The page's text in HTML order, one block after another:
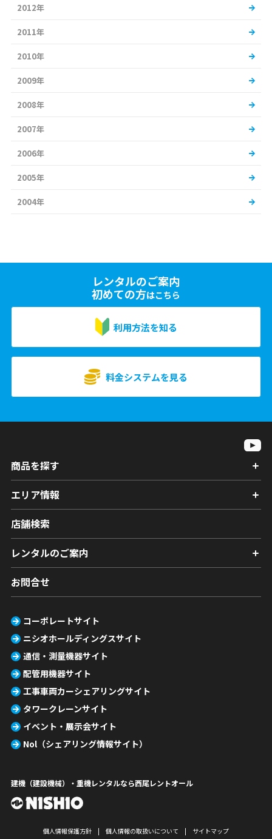
2012年
2011年
2010年
2009年
2008年
2007年
2006年
2005年
2004年
レンタルのご案内
初めての方はこちら
利用方法を知る
料金システムを見る
商品を探す
エリア情報
店舗検索
レンタルのご案内
お問合せ
コーポレートサイト
ニシオホールディングスサイト
通信・測量機器サイト
配管用機器サイト
工事車両カーシェアリングサイト
タワークレーンサイト
イベント・展示会サイト
Nol（シェアリング情報サイト）
建機（建設機械）・重機レンタルなら西尾レントオール
個人情報保護方針 個人情報の取扱いについて サイトマップ